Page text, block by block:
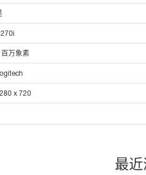
万象素
x 720
最